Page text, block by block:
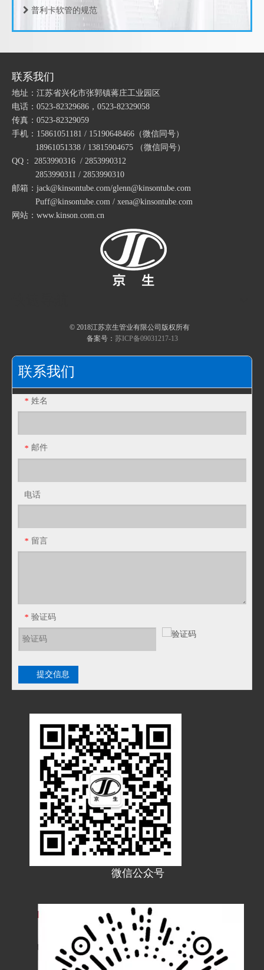
不锈钢波纹软管 法兰金属软管 波纹管补偿器
普利卡软管的规范
包塑软管的规范
包塑金属软管的运动方程
包塑金属软管的振动机理
包塑金属软管的振动源
包塑金属软管的试验结果
包塑金属软管的透温性试验
包塑金属软管的试验条件
包塑金属软管的耐热性
包塑金属软管的指数测试
江苏京生管业有限公司危险废物管理制度公司
不锈钢包塑金属软管淬火硬化
复合包塑金属软管材料的二次加工
联系我们
地址：江苏省兴化市张郭镇蒋庄工业园区
电话：0523-82329686，0523-82329058
传真：0523-82329059
手机：15861051181 / 15190648466 （微信同号）
18961051338 / 13815904675
（微信同号）
QQ： 2853990316 / 2853990312
2853990311 / 2853990310
邮箱：jack@kinsontube.com/glenn@kinsontube.com
Puff@kinsontube.com / xena@kinsontube.com
网站：www.kinson.com.cn
© 2018江苏京生管业有限公司版权所有
备案号： 苏ICP备09031217-13
联系我们
* 姓名
* 邮件
电话
* 留言
* 验证码
提交信息
微信公众号